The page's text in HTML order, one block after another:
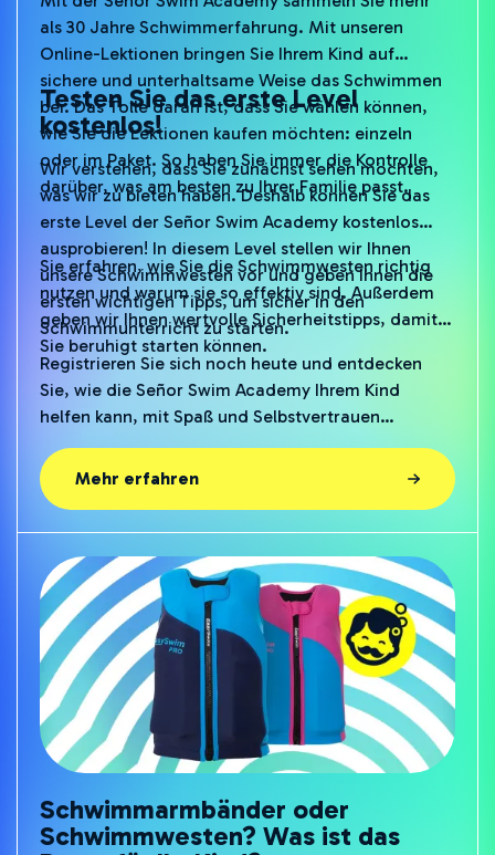
Online-Lektionen bringen Sie Ihrem Kind auf
sichere und unterhaltsame Weise das Schwimmen
bei. Das Tolle daran ist, dass Sie wählen können,
wie Sie die Lektionen kaufen möchten: einzeln
oder im Paket. So haben Sie immer die Kontrolle
darüber, was am besten zu Ihrer Familie passt.
Testen Sie das erste Level
kostenlos!
Wir verstehen, dass Sie zunächst sehen möchten,
was wir zu bieten haben. Deshalb können Sie das
erste Levelder Señor Swim Academy kostenlos
ausprobieren! In diesem Level stellen wir Ihnen
unsere Schwimmwesten vor und geben Ihnen die
ersten wichtigen Tipps, um sicher in den
Schwimmunterricht zu starten.
Sie erfahren, wie Sie die Schwimmwesten richtig
nutzen und warum sie so effektiv sind. Außerdem
geben wir Ihnen wertvolle Sicherheitstipps, damit
Sie beruhigt starten können.
Registrieren Sie sich noch heute und entdecken
Sie, wie die Señor Swim Academy Ihrem Kind
helfen kann, mit Spaß und Selbstvertrauen
schwimmen zu lernen. Dies ist Ihre Chance, von
mehr als 30 Jahren Erfahrung zu profitieren,
verpackt in einer praktischen und zugänglichen
Form. Lassen Sie uns gemeinsam die Schwimmreise
Mehr erfahren
Schwimmwesten? Was ist das
Beste für Ihr Kind?